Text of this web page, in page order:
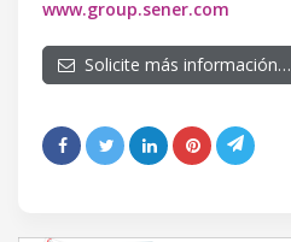
www.group.sener.com
Solicite más información…